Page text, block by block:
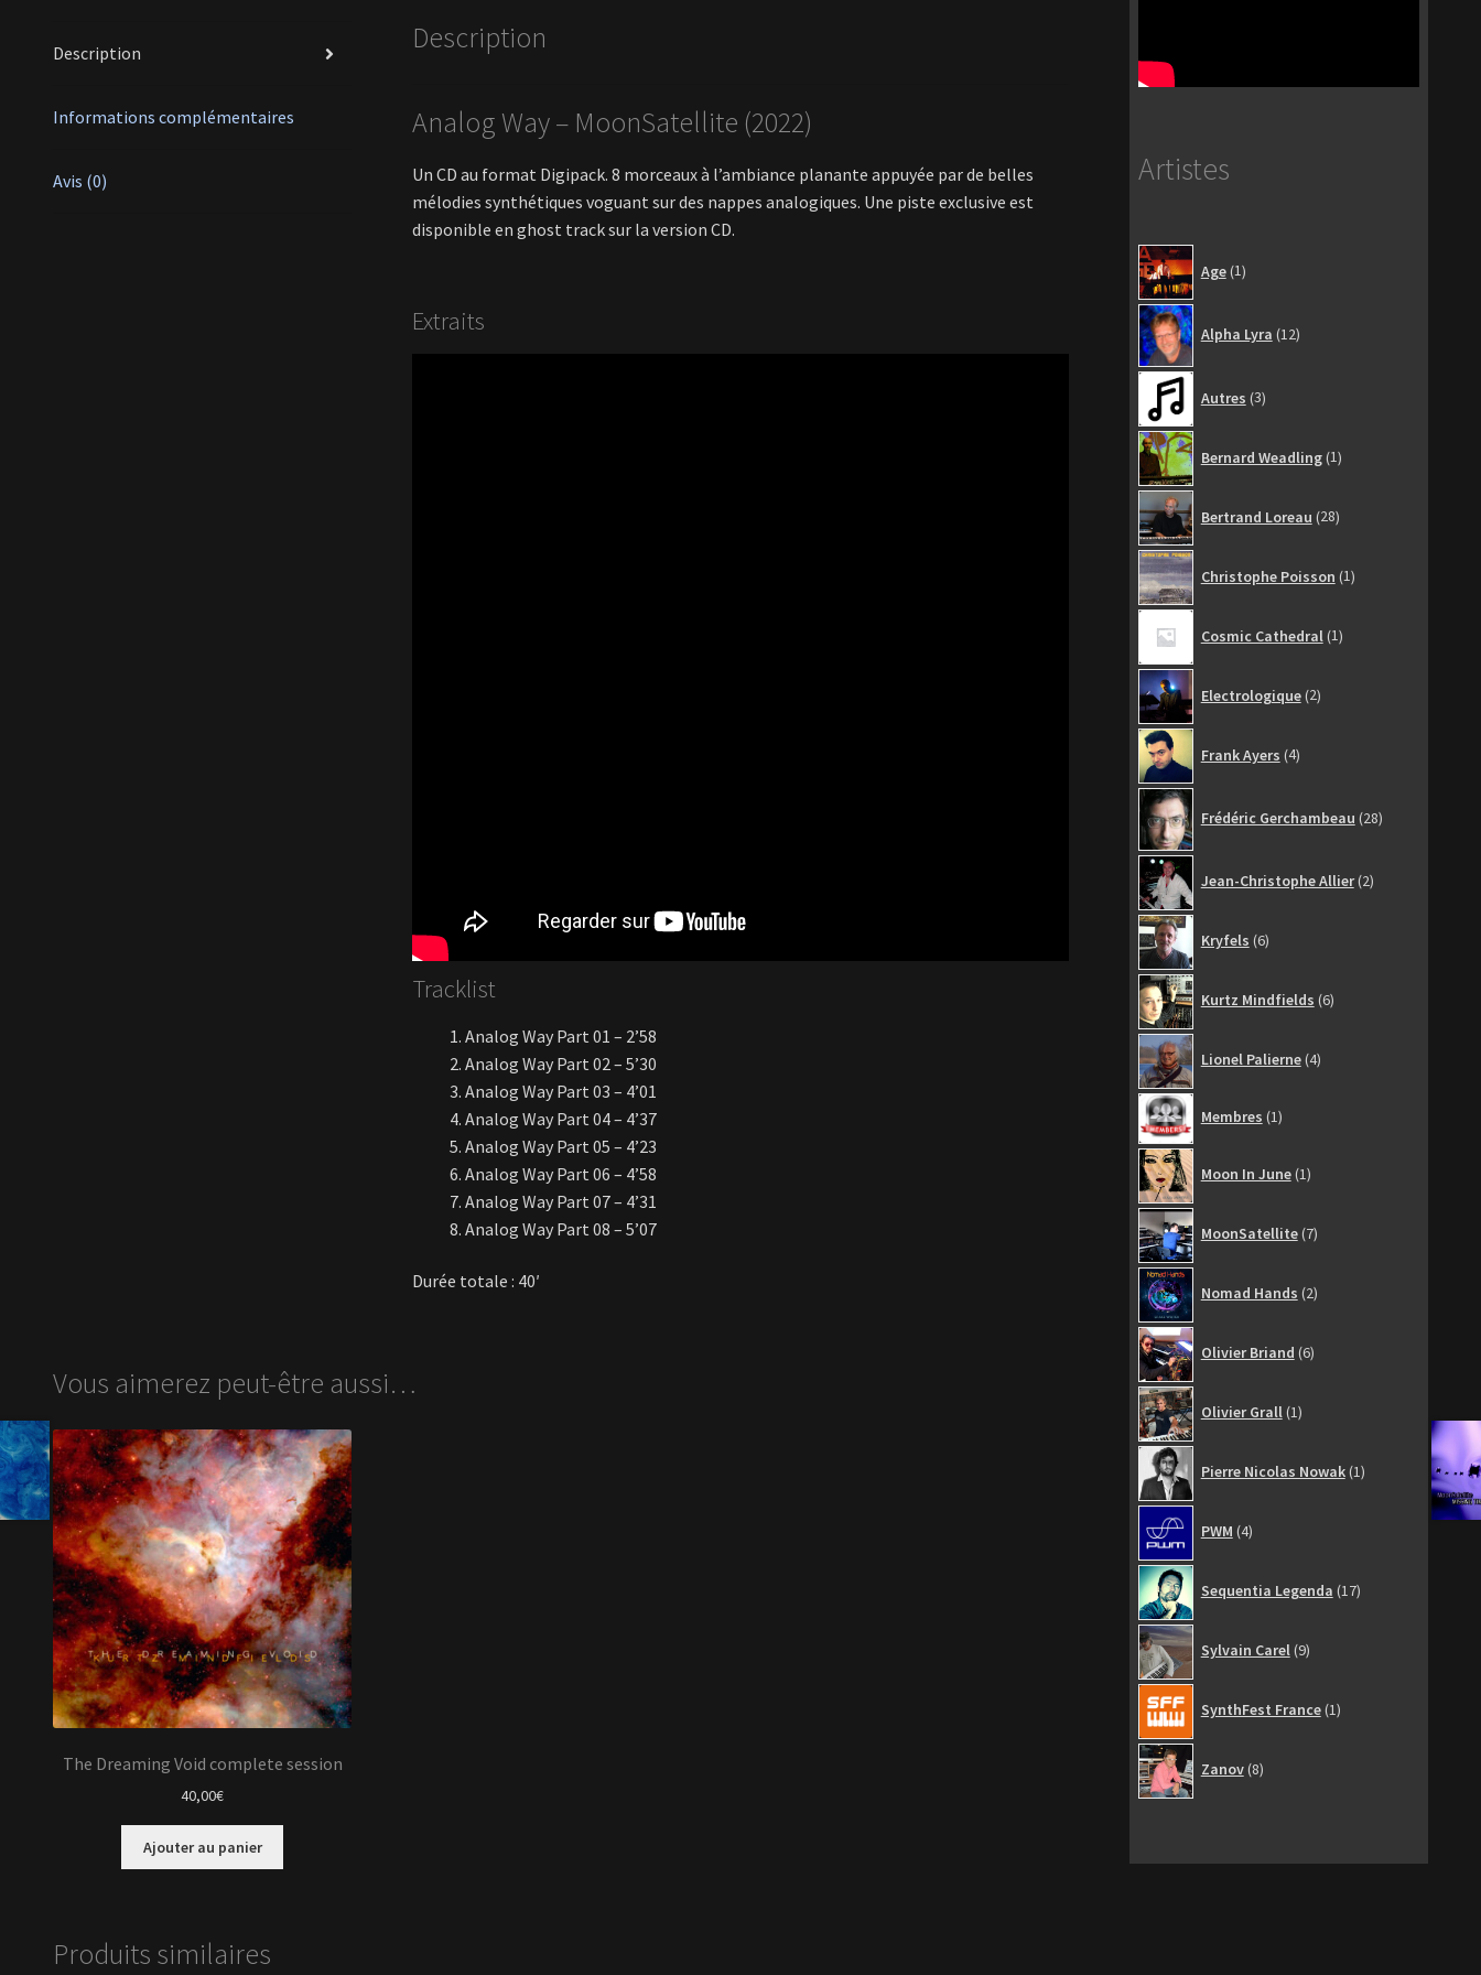
Description
Informations complémentaires
Avis (0)
Description
Analog Way – MoonSatellite (2022)
Un CD au format Digipack. 8 morceaux à l’ambiance planante appuyée par de belles
mélodies synthétiques voguant sur des nappes analogiques. Une piste exclusive est
disponible en ghost track sur la version CD.
Extraits
Tracklist
Analog Way Part 01 – 2’58
Analog Way Part 02 – 5’30
Analog Way Part 03 – 4’01
Analog Way Part 04 – 4’37
Analog Way Part 05 – 4’23
Analog Way Part 06 – 4’58
Analog Way Part 07 – 4’31
Analog Way Part 08 – 5’07
Durée totale : 40′
Vous aimerez peut-être aussi…
The Dreaming Void complete session
40,00€
Ajouter au panier
Produits similaires
Artistes
Age 1produit
Alpha Lyra 12produits
Autres 3produits
Bernard Weadling 1produit
Bertrand Loreau 28produits
Christophe Poisson 1produit
Cosmic Cathedral 1produit
Electrologique 2produits
Frank Ayers 4produits
Frédéric Gerchambeau 28produits
Jean-Christophe Allier 2produits
Kryfels 6produits
Kurtz Mindfields 6produits
Lionel Palierne 4produits
Membres 1
produit
Moon In June 1produit
MoonSatellite 7produits
Nomad Hands 2produits
Olivier Briand 6produits
Olivier Grall 1produit
Pierre Nicolas Nowak 1produit
PWM 4produits
Sequentia Legenda 17produits
Sylvain Carel 9produits
SynthFest France 1produit
Zanov 8produits